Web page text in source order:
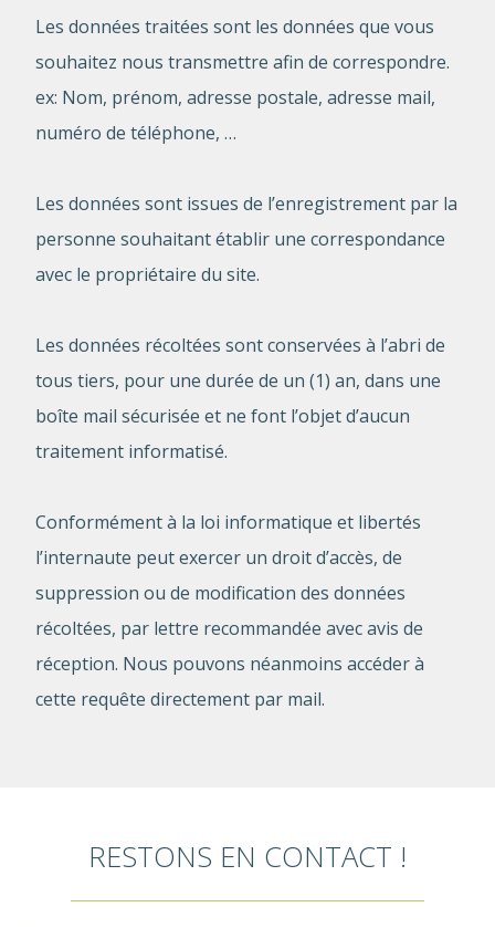
Les données traitées sont les données que vous
souhaitez nous transmettre afin de correspondre.
ex: Nom, prénom, adresse postale, adresse mail,
numéro de téléphone, …
Les données sont issues de l’enregistrement par la
personne souhaitant établir une correspondance
avec le propriétaire du site.
Les données récoltées sont conservées à l’abri de
tous tiers, pour une durée de un (1) an, dans une
boîte mail sécurisée et ne font l’objet d’aucun
traitement informatisé.
Conformément à la loi informatique et libertés
l’internaute peut exercer un droit d’accès, de
suppression ou de modification des données
récoltées, par lettre recommandée avec avis de
réception. Nous pouvons néanmoins accéder à
cette requête directement par mail.
RESTONS EN CONTACT !